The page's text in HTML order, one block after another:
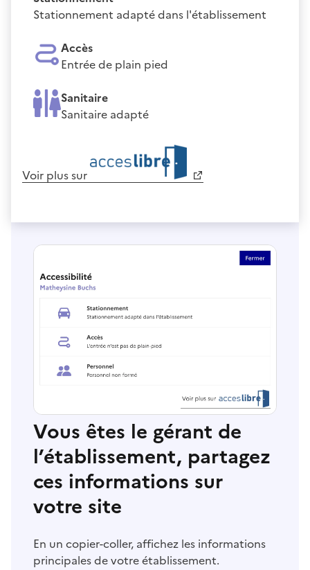
Stationnement adapté dans l'établissement
Accès
Entrée de plain pied
Sanitaire
Sanitaire adapté
Voir plus sur
Vous êtes le gérant de
l’établissement, partagez
ces informations sur
votre site
En un copier-coller, affichez les informations
principales de votre établissement.